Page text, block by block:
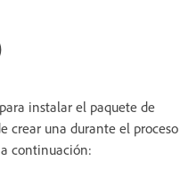
instalar el paquete de
crear una durante el proceso
continuación: